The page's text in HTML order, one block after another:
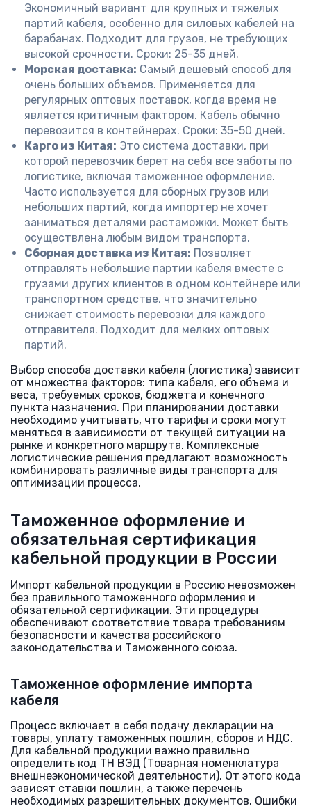
Экономичный вариант для крупных и тяжелых
партий кабеля, особенно для силовых кабелей на
барабанах. Подходит для грузов, не требующих
высокой срочности. Сроки: 25-35 дней.
Морская доставка: Самый дешевый способ для
очень больших объемов. Применяется для
регулярных оптовых поставок, когда время не
является критичным фактором. Кабель обычно
перевозится в контейнерах. Сроки: 35-50 дней.
Карго из Китая: Это система доставки, при
которой перевозчик берет на себя все заботы по
логистике, включая таможенное оформление.
Часто используется для сборных грузов или
небольших партий, когда импортер не хочет
заниматься деталями растаможки. Может быть
осуществлена любым видом транспорта.
Сборная доставка из Китая: Позволяет
отправлять небольшие партии кабеля вместе с
грузами других клиентов в одном контейнере или
транспортном средстве, что значительно
снижает стоимость перевозки для каждого
отправителя. Подходит для мелких оптовых
партий.
Выбор способа доставки кабеля (логистика) зависит
от множества факторов: типа кабеля, его объема и
веса, требуемых сроков, бюджета и конечного
пункта назначения. При планировании доставки
необходимо учитывать, что тарифы и сроки могут
меняться в зависимости от текущей ситуации на
рынке и конкретного маршрута. Комплексные
логистические решения предлагают возможность
комбинировать различные виды транспорта для
оптимизации процесса.
Таможенное оформление и
обязательная сертификация
кабельной продукции в России
Импорт кабельной продукции в Россию невозможен
без правильного таможенного оформления и
обязательной сертификации. Эти процедуры
обеспечивают соответствие товара требованиям
безопасности и качества российского
законодательства и Таможенного союза.
Таможенное оформление импорта
кабеля
Процесс включает в себя подачу декларации на
товары, уплату таможенных пошлин, сборов и НДС.
Для кабельной продукции важно правильно
определить код ТН ВЭД (Товарная номенклатура
внешнеэкономической деятельности). От этого кода
зависят ставки пошлин, а также перечень
необходимых разрешительных документов. Ошибки